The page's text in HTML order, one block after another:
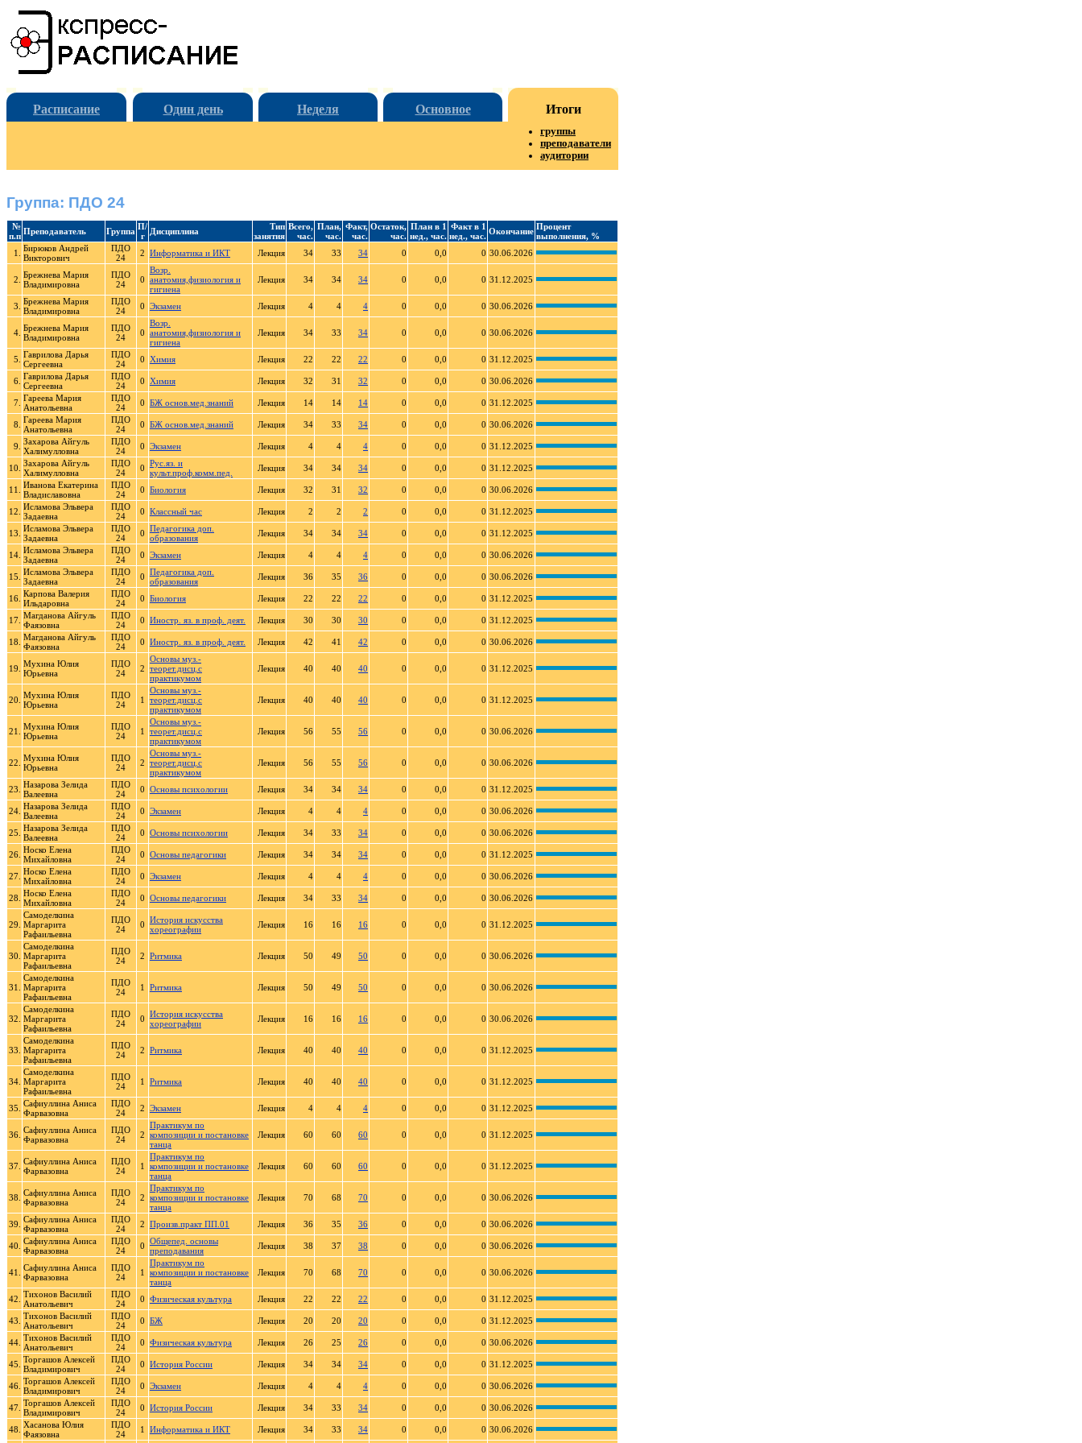
Расписание Один день Неделя Основное Итоги
группы
преподаватели
аудитории
Группа: ПДО 24
№
п.п Преподаватель Группа П/
г
Дисциплина
Тип
занятия
Всего,
час.
План,
час.
Факт,
час.
Остаток,
час.
План в 1
нед., час.
Факт в 1
нед., час. Окончание Процент
выполнения, %
1.
Бирюков Андрей
Викторович
ПДО
24
2 Информатика и ИКТ Лекция 34 33 34 0 0,0 0 30.06.2026
2. Брежнева Мария
Владимировна
ПДО
24
0
Возр.
анатомия,физиология и
гигиена
Лекция 34 34 34 0 0,0 0 31.12.2025
3. Брежнева Мария
Владимировна
ПДО
24
0 Экзамен Лекция 4 4 4 0 0,0 0 30.06.2026
4. Брежнева Мария
Владимировна
ПДО
24
0
Возр.
анатомия,физиология и
гигиена
Лекция 34 33 34 0 0,0 0 30.06.2026
5. Гаврилова Дарья
Сергеевна
ПДО
24
0 Химия Лекция 22 22 22 0 0,0 0 31.12.2025
6. Гаврилова Дарья
Сергеевна
ПДО
24
0 Химия Лекция 32 31 32 0 0,0 0 30.06.2026
7. Гареева Мария
Анатольевна
ПДО
24
0 БЖ основ.мед.знаний Лекция 14 14 14 0 0,0 0 31.12.2025
8. Гареева Мария
Анатольевна
ПДО
24
0 БЖ основ.мед.знаний Лекция 34 33 34 0 0,0 0 30.06.2026
9. Захарова Айгуль
Халимулловна
ПДО
24
0 Экзамен Лекция 4 4 4 0 0,0 0 31.12.2025
10. Захарова Айгуль
Халимулловна
ПДО
24
0 Рус.яз. и
культ.проф.комм.пед.
Лекция 34 34 34 0 0,0 0 31.12.2025
11.
Иванова Екатерина
Владиславовна
ПДО
24
0 Биология Лекция 32 31 32 0 0,0 0 30.06.2026
12. Исламова Эльвера
Задаевна
ПДО
24
0 Классный час Лекция 2 2 2 0 0,0 0 31.12.2025
13. Исламова Эльвера
Задаевна
ПДО
24
0 Педагогика доп.
образования
Лекция 34 34 34 0 0,0 0 31.12.2025
14. Исламова Эльвера
Задаевна
ПДО
24
0 Экзамен Лекция 4 4 4 0 0,0 0 30.06.2026
15. Исламова Эльвера
Задаевна
ПДО
24
0 Педагогика доп.
образования
Лекция 36 35 36 0 0,0 0 30.06.2026
16. Карпова Валерия
Ильдаровна
ПДО
24
0 Биология Лекция 22 22 22 0 0,0 0 31.12.2025
17. Магданова Айгуль
Фаязовна
ПДО
24
0 Иностр. яз. в проф. деят. Лекция 30 30 30 0 0,0 0 31.12.2025
18. Магданова Айгуль
Фаязовна
ПДО
24
0 Иностр. яз. в проф. деят. Лекция 42 41 42 0 0,0 0 30.06.2026
19. Мухина Юлия
Юрьевна
ПДО
24
2
Основы муз.-
теорет.дисц.с
практикумом
Лекция 40 40 40 0 0,0 0 31.12.2025
20. Мухина Юлия
Юрьевна
ПДО
24
1
Основы муз.-
теорет.дисц.с
практикумом
Лекция 40 40 40 0 0,0 0 31.12.2025
21.
Мухина Юлия
Юрьевна
ПДО
24
1
Основы муз.-
теорет.дисц.с
практикумом
Лекция 56 55 56 0 0,0 0 30.06.2026
22. Мухина Юлия
Юрьевна
ПДО
24
2
Основы муз.-
теорет.дисц.с
практикумом
Лекция 56 55 56 0 0,0 0 30.06.2026
23. Назарова Зелида
Валеевна
ПДО
24
0 Основы психологии Лекция 34 34 34 0 0,0 0 31.12.2025
24. Назарова Зелида
Валеевна
ПДО
24
0 Экзамен Лекция 4 4 4 0 0,0 0 30.06.2026
25. Назарова Зелида
Валеевна
ПДО
24
0 Основы психологии Лекция 34 33 34 0 0,0 0 30.06.2026
26. Носко Елена
Михайловна
ПДО
24
0 Основы педагогики Лекция 34 34 34 0 0,0 0 31.12.2025
27. Носко Елена
Михайловна
ПДО
24
0 Экзамен Лекция 4 4 4 0 0,0 0 30.06.2026
28. Носко Елена
Михайловна
ПДО
24
0 Основы педагогики Лекция 34 33 34 0 0,0 0 30.06.2026
29.
Самоделкина
Маргарита
Рафаильевна
ПДО
24
0 История искусства
хореографии
Лекция 16 16 16 0 0,0 0 31.12.2025
30.
Самоделкина
Маргарита
Рафаильевна
ПДО
24
2 Ритмика Лекция 50 49 50 0 0,0 0 30.06.2026
31.
Самоделкина
Маргарита
Рафаильевна
ПДО
24
1 Ритмика Лекция 50 49 50 0 0,0 0 30.06.2026
32.
Самоделкина
Маргарита
Рафаильевна
ПДО
24
0 История искусства
хореографии
Лекция 16 16 16 0 0,0 0 30.06.2026
33.
Самоделкина
Маргарита
Рафаильевна
ПДО
24
2 Ритмика Лекция 40 40 40 0 0,0 0 31.12.2025
34.
Самоделкина
Маргарита
Рафаильевна
ПДО
24
1 Ритмика Лекция 40 40 40 0 0,0 0 31.12.2025
35. Сафиуллина Аниса
Фарвазовна
ПДО
24
2 Экзамен Лекция 4 4 4 0 0,0 0 31.12.2025
36. Сафиуллина Аниса
Фарвазовна
ПДО
24
2
Практикум по
композиции и постановке
танца
Лекция 60 60 60 0 0,0 0 31.12.2025
37. Сафиуллина Аниса
Фарвазовна
ПДО
24
1
Практикум по
композиции и постановке
танца
Лекция 60 60 60 0 0,0 0 31.12.2025
38. Сафиуллина Аниса
Фарвазовна
ПДО
24
2
Практикум по
композиции и постановке
танца
Лекция 70 68 70 0 0,0 0 30.06.2026
39. Сафиуллина Аниса
Фарвазовна
ПДО
24
2 Произв.практ ПП.01 Лекция 36 35 36 0 0,0 0 30.06.2026
40. Сафиуллина Аниса
Фарвазовна
ПДО
24
0 Общепед. основы
преподавания
Лекция 38 37 38 0 0,0 0 30.06.2026
41.
Сафиуллина Аниса
Фарвазовна
ПДО
24
1
Практикум по
композиции и постановке
танца
Лекция 70 68 70 0 0,0 0 30.06.2026
42. Тихонов Василий
Анатольевич
ПДО
24
0 Физическая культура Лекция 22 22 22 0 0,0 0 31.12.2025
43. Тихонов Василий
Анатольевич
ПДО
24
0 БЖ Лекция 20 20 20 0 0,0 0 31.12.2025
44. Тихонов Василий
Анатольевич
ПДО
24
0 Физическая культура Лекция 26 25 26 0 0,0 0 30.06.2026
45. Торгашов Алексей
Владимирович
ПДО
24
0 История России Лекция 34 34 34 0 0,0 0 31.12.2025
46. Торгашов Алексей
Владимирович
ПДО
24
0 Экзамен Лекция 4 4 4 0 0,0 0 30.06.2026
47. Торгашов Алексей
Владимирович
ПДО
24
0 История России Лекция 34 33 34 0 0,0 0 30.06.2026
48. Хасанова Юлия
Фаязовна
ПДО
24
1 Информатика и ИКТ Лекция 34 33 34 0 0,0 0 30.06.2026